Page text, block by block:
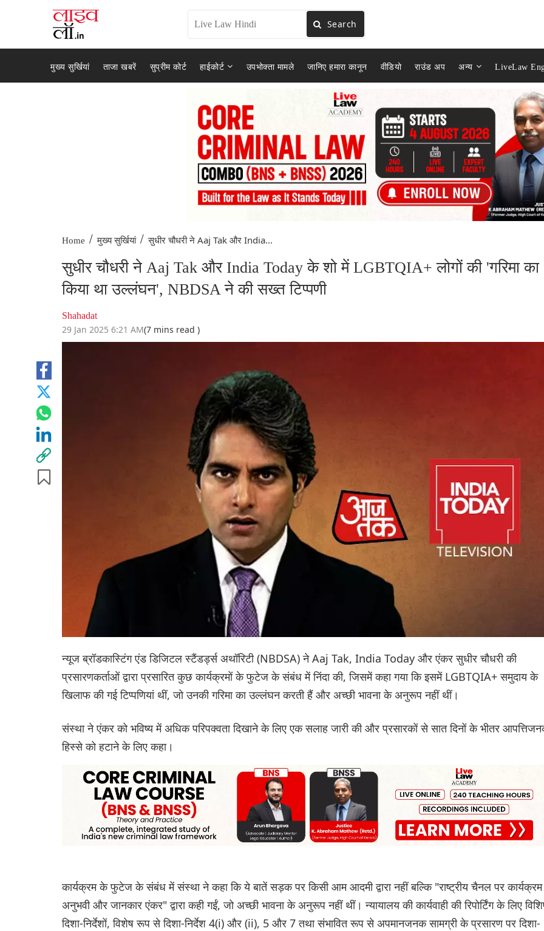
Search
मुख्य सुर्खियां ताजा खबरें सुप्रीम कोर्ट हाईकोर्ट उपभोक्ता मामले जानिए हमारा कानून वीडियो राउंड अप अन्य LiveLaw
Home / मुख्य सुर्खियां / सुधीर चौधरी ने Aaj Tak और India...
सुधीर चौधरी ने Aaj Tak और India Today के शो में LGBTQIA+ लोगों की 'गरिमा का
किया था उल्लंघन', NBDSA ने की सख्त टिप्पणी
Shahadat
29 Jan 2025 6:21 AM(7 mins read )
न्यूज ब्रॉडकास्टिंग एंड डिजिटल स्टैंडर्ड्स अथॉरिटी (NBDSA) ने Aaj Tak, India Today और एंकर सुधीर चौधरी की
प्रसारणकर्ताओं द्वारा प्रसारित कुछ कार्यक्रमों के फुटेज के संबंध में निंदा की, जिसमें कहा गया कि इसमें LGBTQIA+ समुदाय के
खिलाफ की गई टिप्पणियां थीं, जो उनकी गरिमा का उल्लंघन करती हैं और अच्छी भावना के अनुरूप नहीं थीं।
संस्था ने एंकर को भविष्य में अधिक परिपक्वता दिखाने के लिए एक सलाह जारी की और प्रसारकों से सात दिनों के भीतर
हिस्से को हटाने के लिए कहा।
कार्यक्रम के फुटेज के संबंध में संस्था ने कहा कि ये बातें सड़क पर किसी आम आदमी द्वारा नहीं बल्कि "राष्ट्रीय चैनल पर
अनुभवी और जानकार एंकर" द्वारा कही गईं, जो अच्छी भावना के अनुरूप नहीं थीं। न्यायालय की कार्यवाही की रिपोर्टिंग के लिए
दिशा-निर्देशों, विशेष रूप से दिशा-निर्देश 4(i) और (ii), 5 और 7 तथा संभावित रूप से अपमानजनक सामग्री के प्रसारण पर दिशा-